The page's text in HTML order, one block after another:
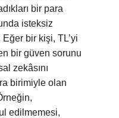
bir para
isteksiz
Eğer bir kişi, TL’yi
bir güven sorunu
zekâsını
birimiyle olan
edilmemesi,